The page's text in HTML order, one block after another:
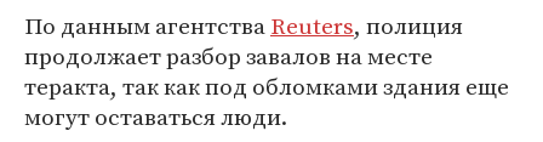
По данным агентстваReuters, полиция
продолжает разбор завалов на месте
теракта, так как под обломками здания еще
могут оставаться люди.